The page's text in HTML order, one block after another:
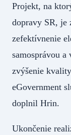
Projekt, na
dopravy SR, je
zefektívnenie
samosprávou
zvýšenie
eGovernment
doplnil Hrin.
Ukončenie